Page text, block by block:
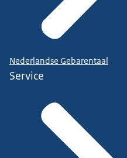
Nederlandse Gebarentaal
Service